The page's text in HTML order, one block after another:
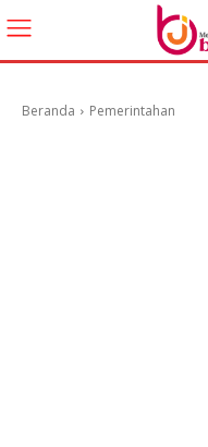
Beranda Pemerintahan